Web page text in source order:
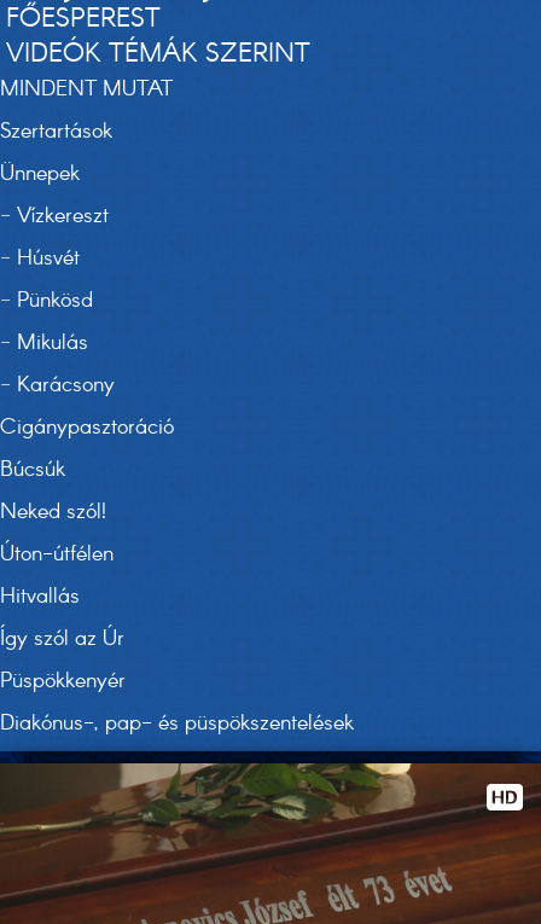
FŐESPEREST
VIDEÓK TÉMÁK SZERINT
MINDENT MUTAT
Szertartások
Ünnepek
- Vízkereszt
- Húsvét
- Pünkösd
- Mikulás
- Karácsony
Cigánypasztoráció
Búcsúk
Neked szól!
Úton-útfélen
Hitvallás
Így szól az Úr
Püspökkenyér
Diakónus-, pap- és püspökszentelések